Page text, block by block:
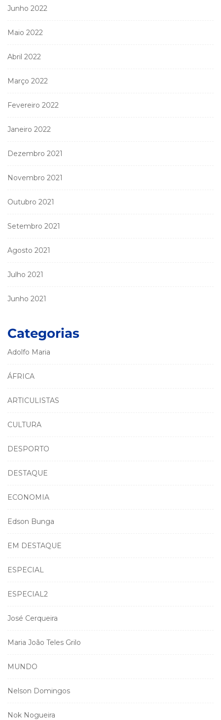
Junho 2022
Maio 2022
Abril 2022
Março 2022
Fevereiro 2022
Janeiro 2022
Dezembro 2021
Novembro 2021
Outubro 2021
Setembro 2021
Agosto 2021
Julho 2021
Junho 2021
Categorias
Adolfo Maria
ÁFRICA
ARTICULISTAS
CULTURA
DESPORTO
DESTAQUE
ECONOMIA
Edson Bunga
EM DESTAQUE
ESPECIAL
ESPECIAL2
José Cerqueira
Maria João Teles Grilo
MUNDO
Nelson Domingos
Nok Nogueira